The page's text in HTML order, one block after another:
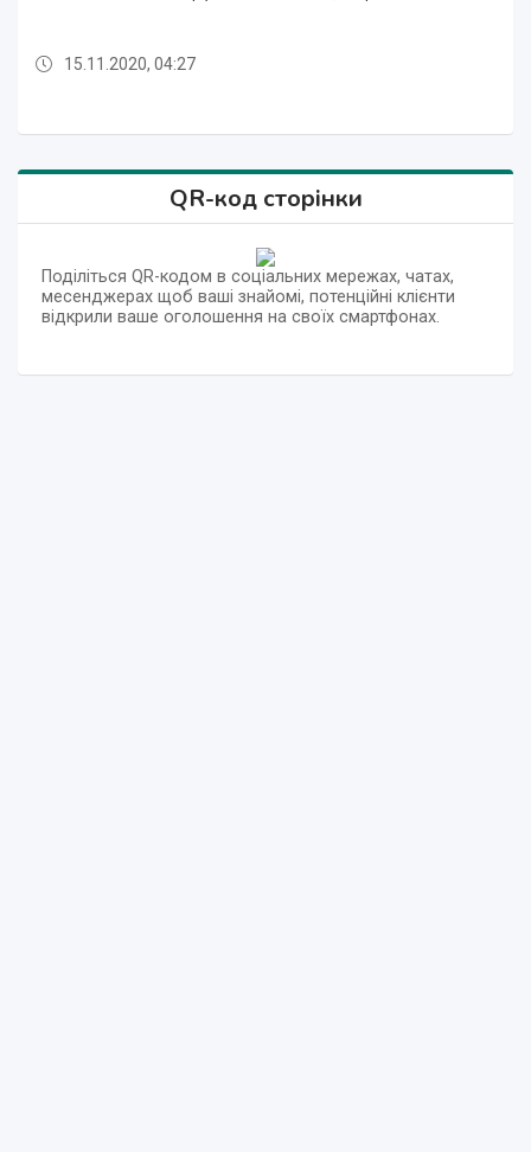
15.11.2020, 04:27
QR-код сторінки
Поділіться QR-кодом в соціальних мережах, чатах,
месенджерах щоб ваші знайомі, потенційні клієнти
відкрили ваше оголошення на своїх смартфонах.